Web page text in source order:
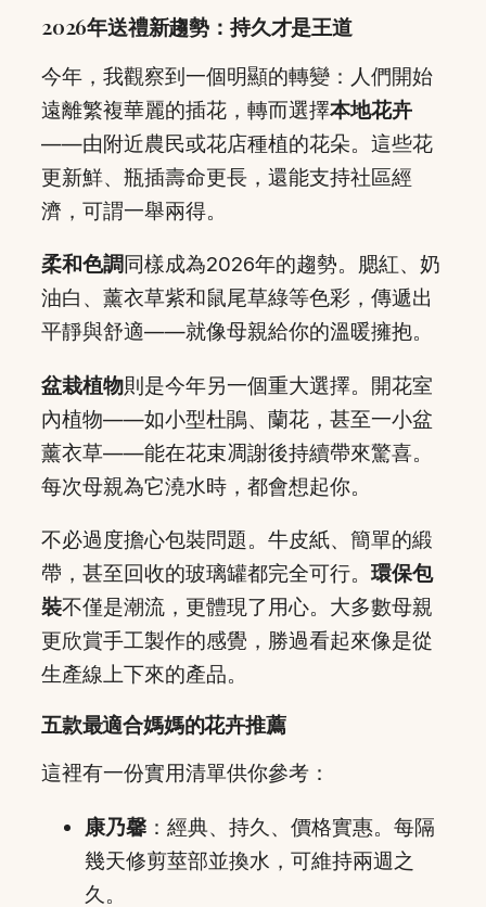
2026年送禮新趨勢：持久才是王道
今年，我觀察到一個明顯的轉變：人們開始
遠離繁複華麗的插花，轉而選擇本地花卉
——由附近農民或花店種植的花朵。這些花
更新鮮、瓶插壽命更長，還能支持社區經
濟，可謂一舉兩得。
柔和色調同樣成為2026年的趨勢。腮紅、奶
油白、薰衣草紫和鼠尾草綠等色彩，傳遞出
平靜與舒適——就像母親給你的溫暖擁抱。
盆栽植物則是今年另一個重大選擇。開花室
內植物——如小型杜鵑、蘭花，甚至一小盆
薰衣草——能在花束凋謝後持續帶來驚喜。
每次母親為它澆水時，都會想起你。
不必過度擔心包裝問題。牛皮紙、簡單的緞
帶，甚至回收的玻璃罐都完全可行。 環保包
裝不僅是潮流，更體現了用心。大多數母親
更欣賞手工製作的感覺，勝過看起來像是從
生產線上下來的產品。
五款最適合媽媽的花卉推薦
這裡有一份實用清單供你參考：
康乃馨 ：經典、持久、價格實惠。每隔
幾天修剪莖部並換水，可維持兩週之
久。